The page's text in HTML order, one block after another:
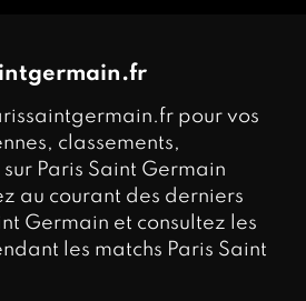
pour vos
classements,
Paris Saint Germain
au courant des derniers
Germain et consultez les
les matchs Paris Saint